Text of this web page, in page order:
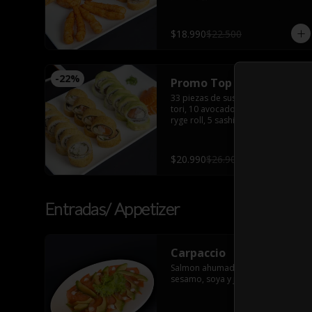
$18.990$22.500
-22% Promo Top
33 piezas de sushi: 10 tempura
tori, 10 avocado sake ebi, 8 hot
ryge roll, 5 sashimi salmón con 2
$20.990$26.900
Entradas/ Appetizer
Carpaccio
Salmon ahumado, palta, aceite de
sesamo, soya y jugo de limon